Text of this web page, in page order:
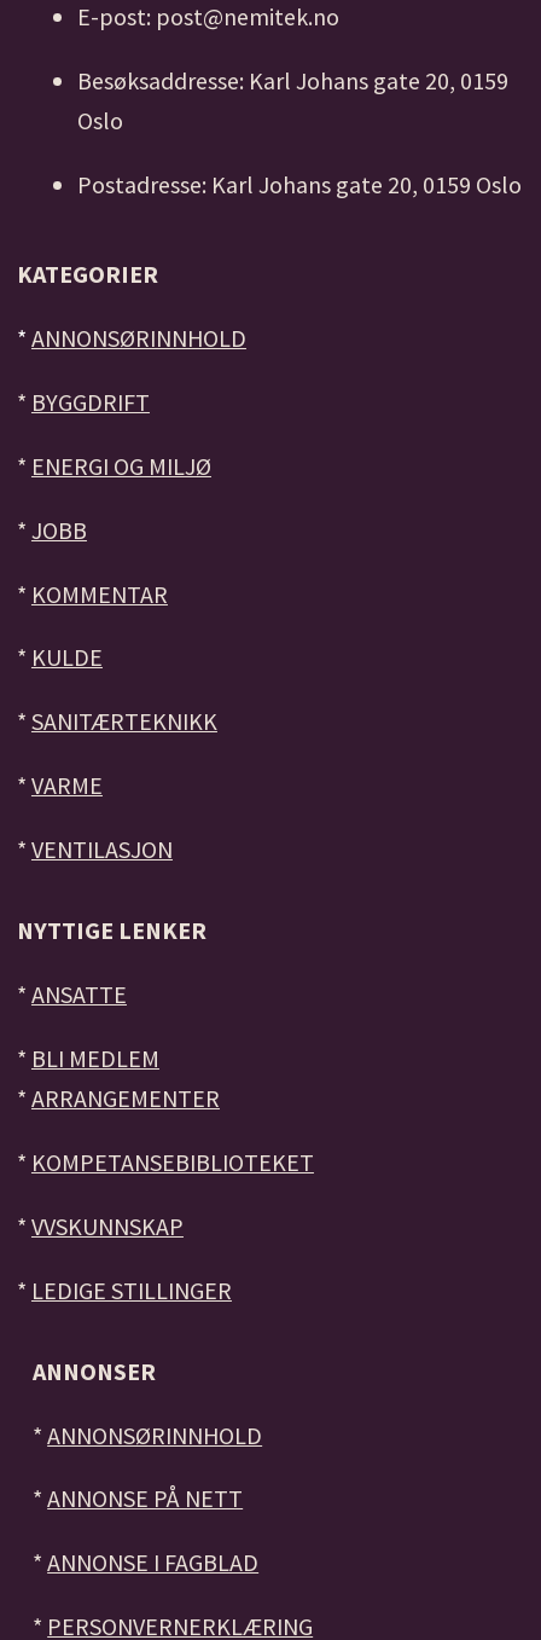
E-post: post@nemitek.no
Besøksaddresse: Karl Johans gate 20, 0159
Oslo
Postadresse: Karl Johans gate 20, 0159 Oslo
KATEGORIER
* ANNONSØRINNHOLD
* BYGGDRIFT
* ENERGI OG MILJØ
* JOBB
* KOMMENTAR
* KULDE
* SANITÆRTEKNIKK
* VARME
* VENTILASJON
NYTTIGE LENKER
* ANSATTE
* BLI MEDLEM
* ARRANGEMENTER
* KOMPETANSEBIBLIOTEKET
* VVSKUNNSKAP
* LEDIGE STILLINGER
ANNONSER
*ANNONSØRINNHOLD
*ANNONSE PÅ NETT
*ANNONSE I FAGBLAD
* PERSONVERNERKLÆRING